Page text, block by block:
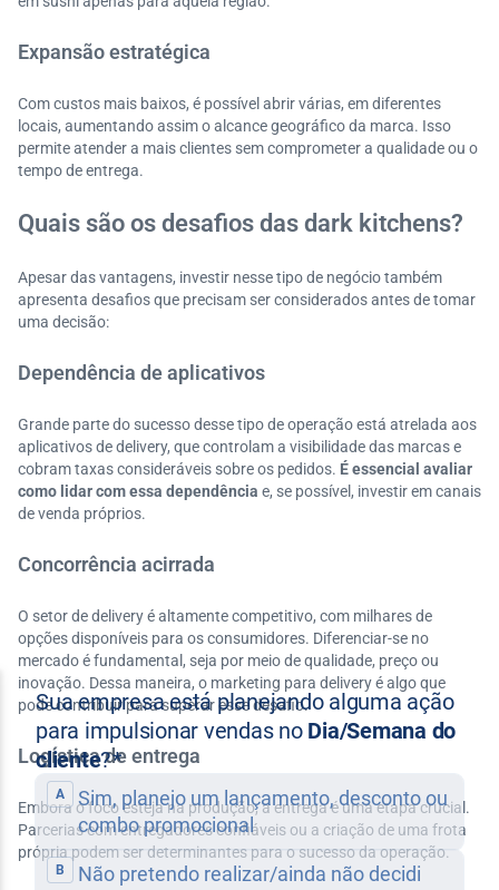
Expansão estratégica
Com custos mais baixos, é possível abrir várias, em diferentes
locais, aumentando assim o alcance geográfico da marca. Isso
permite atender a mais clientes sem comprometer a qualidade ou o
tempo de entrega.
Quais são os desafios das dark kitchens?
Apesar das vantagens, investir nesse tipo de negócio também
apresenta desafios que precisam ser considerados antes de tomar
uma decisão:
Dependência de aplicativos
Grande parte do sucesso desse tipo de operação está atrelada aos
aplicativos de delivery, que controlam a visibilidade das marcas e
cobram taxas consideráveis sobre os pedidos. É essencial avaliar
como lidar com essa dependência e, se possível, investir em canais
de venda próprios.
Concorrência acirrada
O setor de delivery é altamente competitivo, com milhares de
opções disponíveis para os consumidores. Diferenciar-se no
mercado é fundamental, seja por meio de qualidade, preço ou
inovação. Dessa maneira, o marketing para delivery é algo que
pode contribuir para superar esse desafio.
Logística de entrega
Embora o foco esteja na produção, a entrega é uma etapa crucial.
Parcerias com entregadores confiáveis ou a criação de uma frota
própria podem ser determinantes para o sucesso da operação.